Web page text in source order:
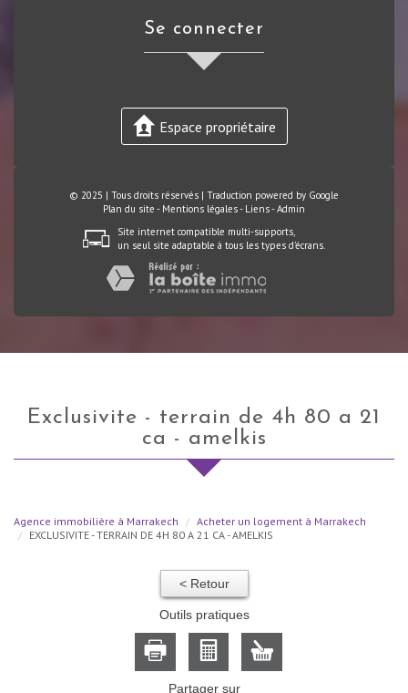
se connecter
Espace propriétaire
© 2025 | Tous droits réservés | Traduction powered by Google
Plan du site - Mentions légales- Liens-Admin
Site internet compatible multi-supports,
un seul site adaptable à tous les types d'écrans.
exclusivite - terrain de 4h 80 a 21
ca - amelkis
Agence immobilière à Marrakech
Acheter un logement à Marrakech
EXCLUSIVITE - TERRAIN DE 4H 80 A 21 CA - AMELKIS
< Retour
Outils pratiques
Partager sur